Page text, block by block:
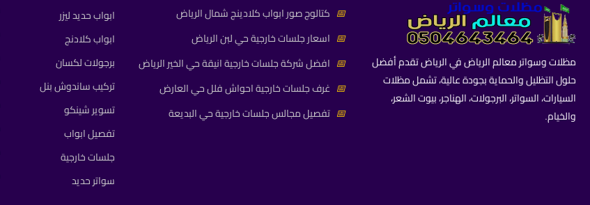
مظلات وسواتر معالم الرياض في الرياض تقدم أفضل
حلول التظليل والحماية بجودة عالية، تشمل مظلات
السيارات، السواتر، البرجولات، الهناجر، بيوت الشعر،
والخيام.
📅 كتالوج صور ابواب كلادينج شمال الرياض
📅 اسعار جلسات خارجية حي لبن الرياض
📅 افضل شركة جلسات خارجية انيقة حي الخير الرياض
📅 غرف جلسات خارجية احواش فلل حي العارض
📅 تفصيل مجالس جلسات خارجية حي البديعة
ابواب حديد ليزر
ابواب كلادنج
برجولات لكسان
تركيب ساندوش بنل
تسوير شينكو
تفصيل ابواب
جلسات خارجية
سواتر حديد